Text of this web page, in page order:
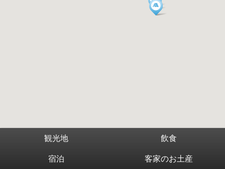
観光地 飲食
宿泊 客家のお土産